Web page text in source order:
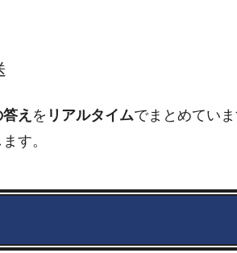
え を リアルタイムでまとめてい
す。